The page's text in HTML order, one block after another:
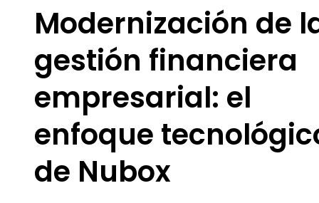
Modernización de
gestión financiera
empresarial: el
enfoque
de Nubox